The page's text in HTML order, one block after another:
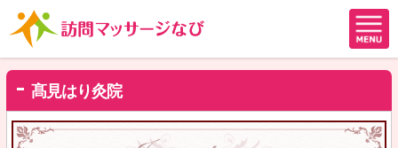
髙見はり灸院